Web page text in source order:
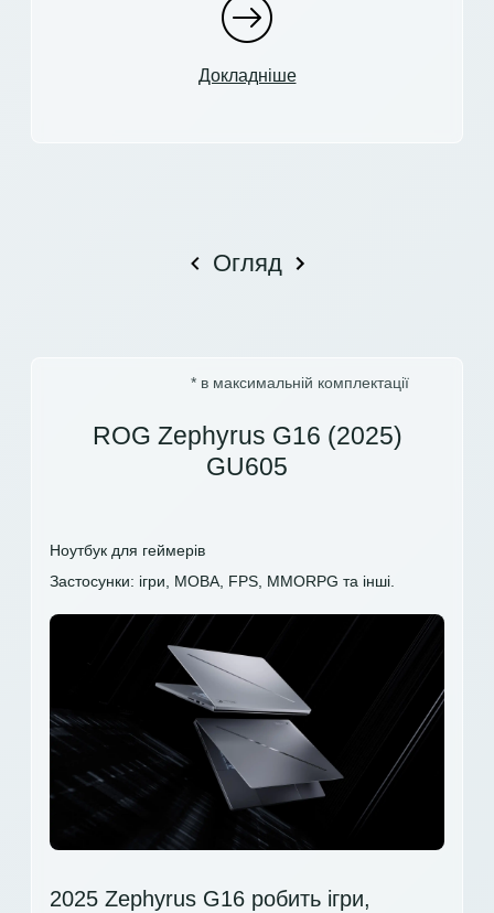
Докладніше
Огляд
* в максимальній комплектації
ROG Zephyrus G16 (2025)
GU605
Ноутбук для геймерів
Застосунки: ігри, MOBA, FPS, MMORPG та інші.
2025 Zephyrus G16 робить ігри,